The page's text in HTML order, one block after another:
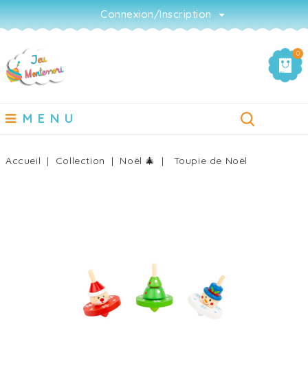
Connexion/Inscription
0
MENU
Accueil Collection Noël 🎄 Toupie de Noël